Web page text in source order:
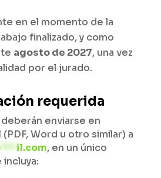
en el momento de la
finalizado, y como
agosto de 2027, una vez
por el jurado.
requerida
enviarse en
(PDF, Word u otro similar) a
***il.com, en un único